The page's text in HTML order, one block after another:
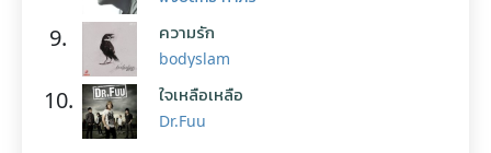
9. ความรัก
bodyslam
10. ใจเหลือเหลือ
Dr.Fuu